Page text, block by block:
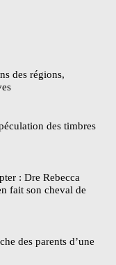
des régions,
des timbres
: Dre Rebecca
fait son cheval de
des parents d’une